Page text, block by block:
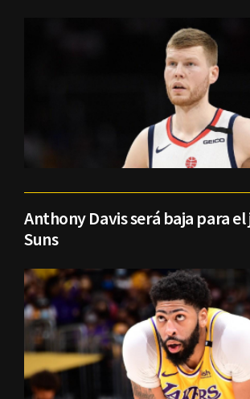
Anthony Davis será baja para
Suns